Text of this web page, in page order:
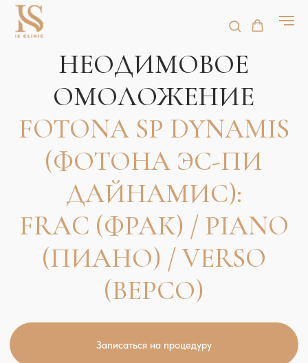
ОМОЛОЖЕНИЕ
FOTONA SP DYNAMIS
(ФОТОНА ЭС-ПИ
ДАЙНАМИС):
FRAC (ФРАК) / PIANO
(ПИАНО) / VERSO
(ВЕРСО)